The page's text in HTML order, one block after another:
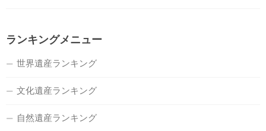
ランキングメニュー
世界遺産ランキング
文化遺産ランキング
自然遺産ランキング